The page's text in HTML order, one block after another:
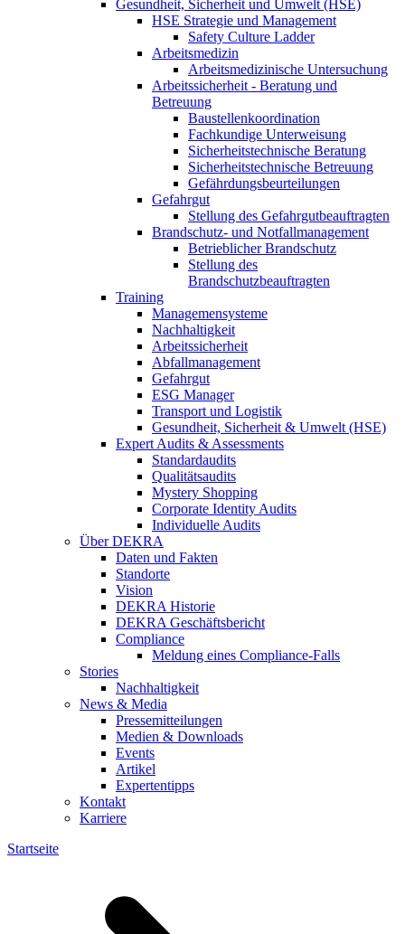
Gesundheit, Sicherheit und Umwelt (HSE)
HSE Strategie und Management
Safety Culture Ladder
Arbeitsmedizin
Arbeitsmedizinische Untersuchung
Arbeitssicherheit - Beratung und
Betreuung
Baustellenkoordination
Fachkundige Unterweisung
Sicherheitstechnische Beratung
Sicherheitstechnische Betreuung
Gefährdungsbeurteilungen
Gefahrgut
Stellung des Gefahrgutbeauftragten
Brandschutz- und Notfallmanagement
Betrieblicher Brandschutz
Stellung des
Brandschutzbeauftragten
Training
Managemensysteme
Nachhaltigkeit
Arbeitssicherheit
Abfallmanagement
Gefahrgut
ESG Manager
Transport und Logistik
Gesundheit, Sicherheit & Umwelt (HSE)
Expert Audits & Assessments
Standardaudits
Qualitätsaudits
Mystery Shopping
Corporate Identity Audits
Individuelle Audits
Über DEKRA
Daten und Fakten
Standorte
Vision
DEKRA Historie
DEKRA Geschäftsbericht
Compliance
Meldung eines Compliance-Falls
Stories
Nachhaltigkeit
News & Media
Pressemitteilungen
Medien & Downloads
Events
Artikel
Expertentipps
Kontakt
Karriere
Startseite